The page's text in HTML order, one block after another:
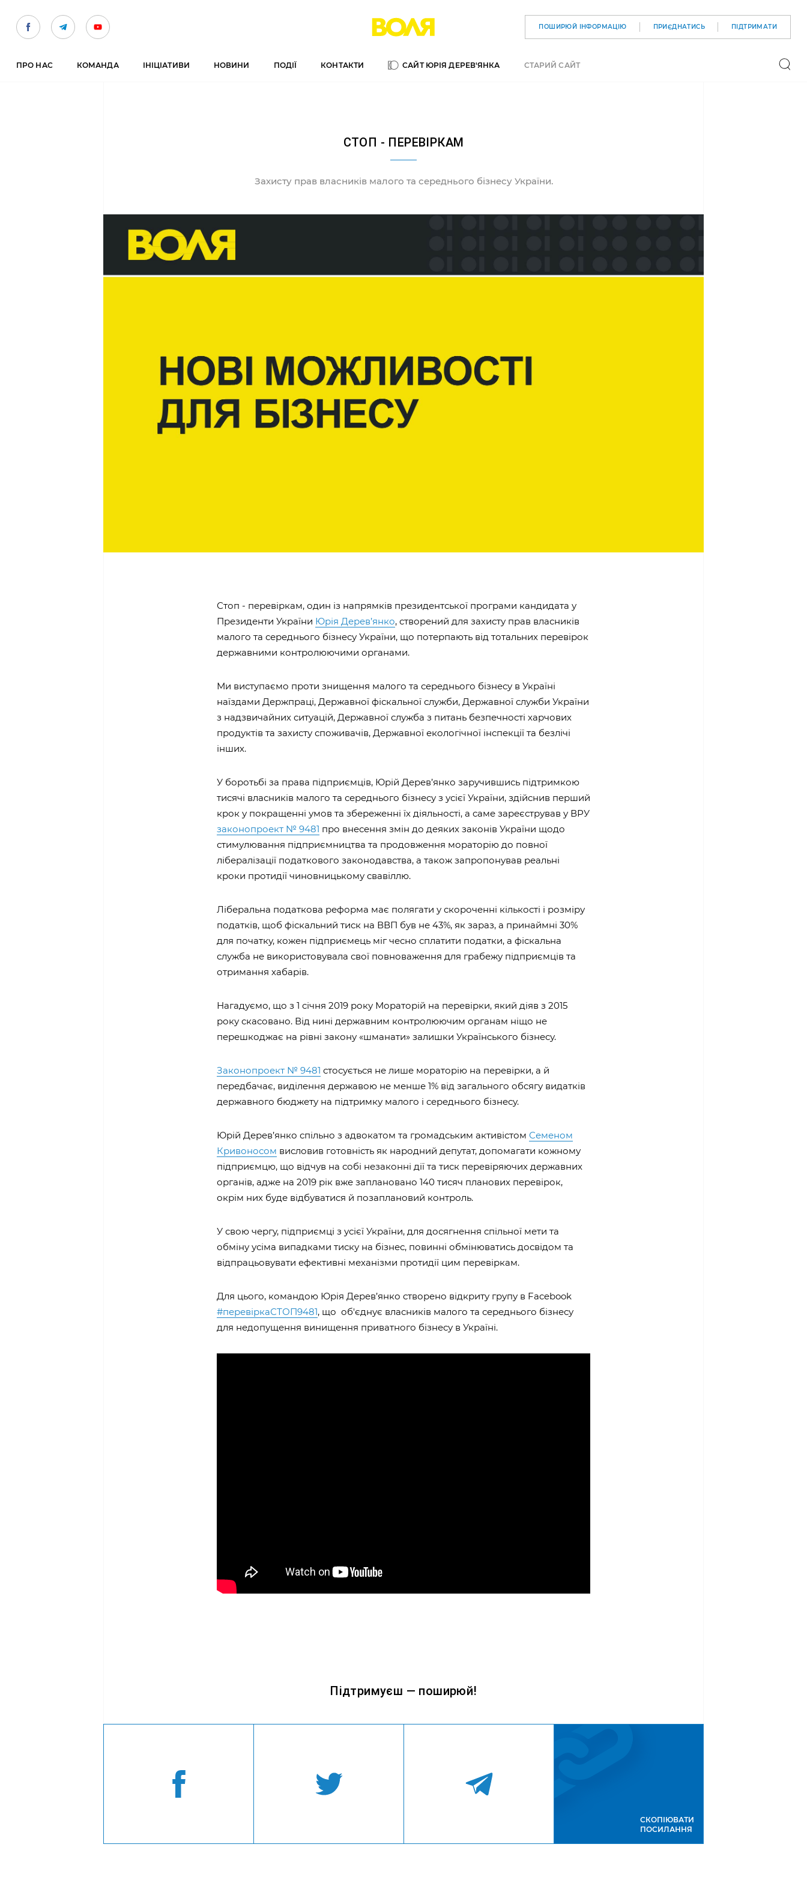
ПОШИРЮЙ IНФОРМАЦIЮ ПРИЄДНАТИСЬ ПІДТРИМАТИ
ПРО НАС КОМАНДА ІНІЦІАТИВИ НОВИНИ ПОДІЇ КОНТАКТИ САЙТ ЮРІЯ ДЕРЕВ'ЯНКА СТАРИЙ САЙТ
СТОП - ПЕРЕВІРКАМ
Захисту прав власників малого та середнього бізнесу України.
Стоп - перевіркам, один із напрямків президентської програми кандидата у
Президенти України Юрія Дерев’янко, створений для захисту прав власників
малого та середнього бізнесу України, що потерпають від тотальних перевірок
державними контролюючими органами.
Ми виступаємо проти знищення малого та середнього бізнесу в Україні
наїздами Держпраці, Державної фіскальної служби, Державної служби України
з надзвичайних ситуацій, Державної служба з питань безпечності харчових
продуктів та захисту споживачів, Державної екологічної інспекції та безлічі
інших.
У боротьбі за права підприємців, Юрій Дерев’янко заручившись підтримкою
тисячі власників малого та середнього бізнесу з усієї України, здійснив перший
крок у покращенні умов та збереженні їх діяльності, а саме зареєстрував у ВРУ
законопроект № 9481 про внесення змін до деяких законів України щодо
стимулювання підприємництва та продовження мораторію до повної
лібералізації податкового законодавства, а також запропонував реальні
кроки протидії чиновницькому свавіллю.
Ліберальна податкова реформа має полягати у скороченні кількості і розміру
податків, щоб фіскальний тиск на ВВП був не 43%, як зараз, а принаймні 30%
для початку, кожен підприємець міг чесно сплатити податки, а фіскальна
служба не використовувала свої повноваження для грабежу підприємців та
отримання хабарів.
Нагадуємо, що з 1 січня 2019 року Мораторій на перевірки, який діяв з 2015
року скасовано. Від нині державним контролюючим органам ніщо не
перешкоджає на рівні закону «шманати» залишки Українського бізнесу.
Законопроект № 9481 стосується не лише мораторію на перевірки, а й
передбачає, виділення державою не менше 1% від загального обсягу видатків
державного бюджету на підтримку малого і середнього бізнесу.
Юрій Дерев’янко спільно з адвокатом та громадським активістом Семеном
Кривоносом висловив готовність як народний депутат, допомагати кожному
підприємцю, що відчув на собі незаконні дії та тиск перевіряючих державних
органів, адже на 2019 рік вже заплановано 140 тисяч планових перевірок,
окрім них буде відбуватися й позаплановий контроль.
У свою чергу, підприємці з усієї України, для досягнення спільної мети та
обміну усіма випадками тиску на бізнес, повинні обмінюватись досвідом та
відпрацьовувати ефективні механізми протидії цим перевіркам.
Для цього, командою Юрія Дерев’янко створено відкриту групу в Facebook
#перевіркаСТОП9481, що об'єднує власників малого та середнього бізнесу
для недопущення винищення приватного бізнесу в Україні.
Підтримуєш — поширюй!
СКОПІЮВАТИ
ПОСИЛАННЯ